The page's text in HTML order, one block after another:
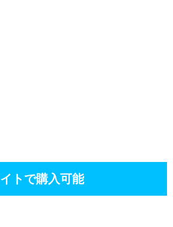
トで購入可能